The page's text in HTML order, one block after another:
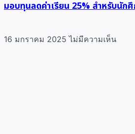
มอบทุนลดค่าเรียน 25% สำหรับนัก
16 มกราคม 2025ไม่มีความเห็น